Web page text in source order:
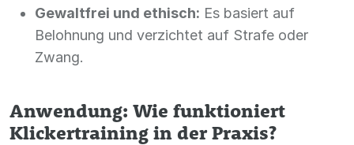
Gewaltfrei und ethisch: Es basiert auf
Belohnung und verzichtet auf Strafe oder
Zwang.
Anwendung: Wie funktioniert
Klickertraining in der Praxis?